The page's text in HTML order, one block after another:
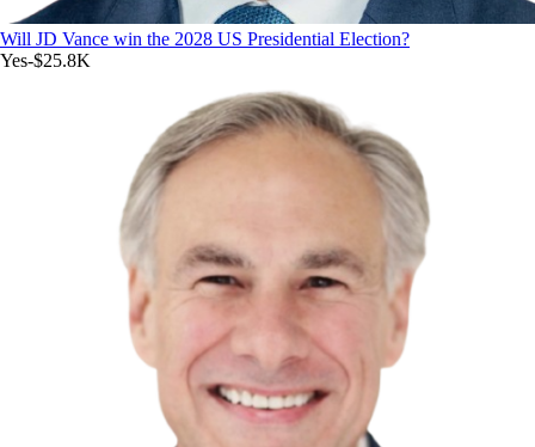
Will JD Vance win the 2028 US Presidential Election?
Yes-$25.8K